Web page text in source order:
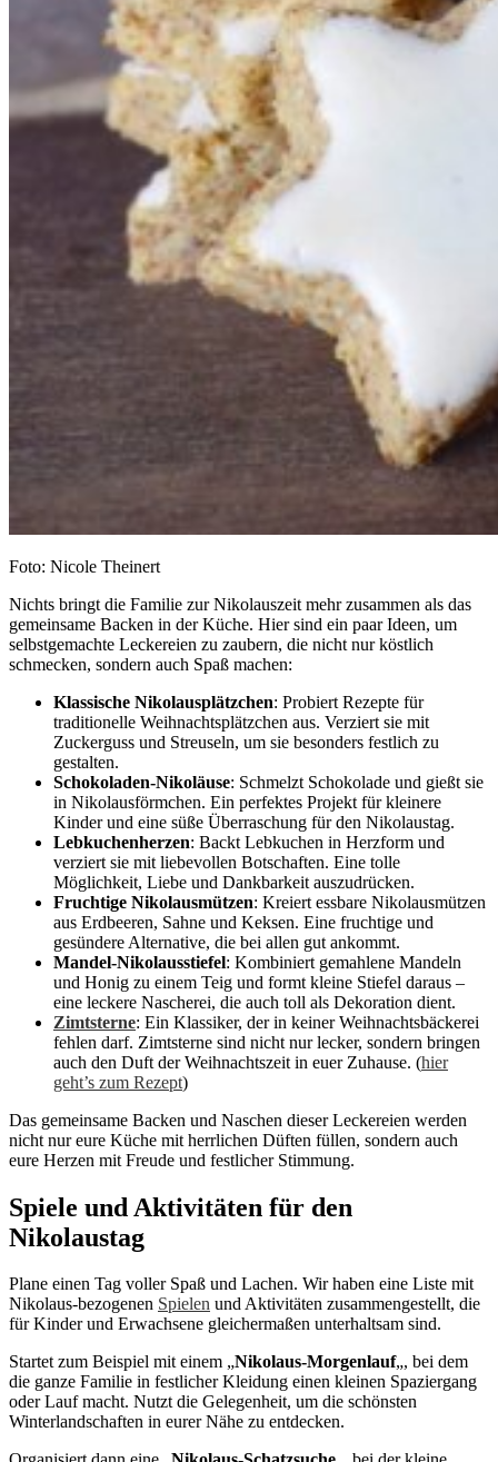
Foto: Nicole Theinert
Nichts bringt die Familie zur Nikolauszeit mehr zusammen als das
gemeinsame Backen in der Küche. Hier sind ein paar Ideen, um
selbstgemachte Leckereien zu zaubern, die nicht nur köstlich
schmecken, sondern auch Spaß machen:
Klassische Nikolausplätzchen: Probiert Rezepte für
traditionelle Weihnachtsplätzchen aus. Verziert sie mit
Zuckerguss und Streuseln, um sie besonders festlich zu
gestalten.
Schokoladen-Nikoläuse: Schmelzt Schokolade und gießt sie
in Nikolausförmchen. Ein perfektes Projekt für kleinere
Kinder und eine süße Überraschung für den Nikolaustag.
Lebkuchenherzen: Backt Lebkuchen in Herzform und
verziert sie mit liebevollen Botschaften. Eine tolle
Möglichkeit, Liebe und Dankbarkeit auszudrücken.
Fruchtige Nikolausmützen: Kreiert essbare Nikolausmützen
aus Erdbeeren, Sahne und Keksen. Eine fruchtige und
gesündere Alternative, die bei allen gut ankommt.
Mandel-Nikolausstiefel: Kombiniert gemahlene Mandeln
und Honig zu einem Teig und formt kleine Stiefel daraus –
eine leckere Nascherei, die auch toll als Dekoration dient.
Zimtsterne: Ein Klassiker, der in keiner Weihnachtsbäckerei
fehlen darf. Zimtsterne sind nicht nur lecker, sondern bringen
auch den Duft der Weihnachtszeit in euer Zuhause. (hier
geht’s zum Rezept)
Das gemeinsame Backen und Naschen dieser Leckereien werden
nicht nur eure Küche mit herrlichen Düften füllen, sondern auch
eure Herzen mit Freude und festlicher Stimmung.
Spiele und Aktivitäten für den
Nikolaustag
Plane einen Tag voller Spaß und Lachen. Wir haben eine Liste mit
Nikolaus-bezogenen Spielen und Aktivitäten zusammengestellt, die
für Kinder und Erwachsene gleichermaßen unterhaltsam sind.
Startet zum Beispiel mit einem „Nikolaus-Morgenlauf„, bei dem
die ganze Familie in festlicher Kleidung einen kleinen Spaziergang
oder Lauf macht. Nutzt die Gelegenheit, um die schönsten
Winterlandschaften in eurer Nähe zu entdecken.